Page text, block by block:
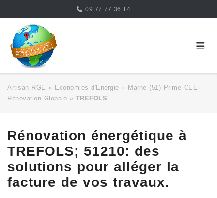
content
09 77 77 36 14
Artisan RGE » Economies d'Energie » Marne (51) Prime CEE
Rénovation Globale » TREFOLS
Rénovation énergétique à
TREFOLS; 51210: des
solutions pour alléger la
facture de vos travaux.